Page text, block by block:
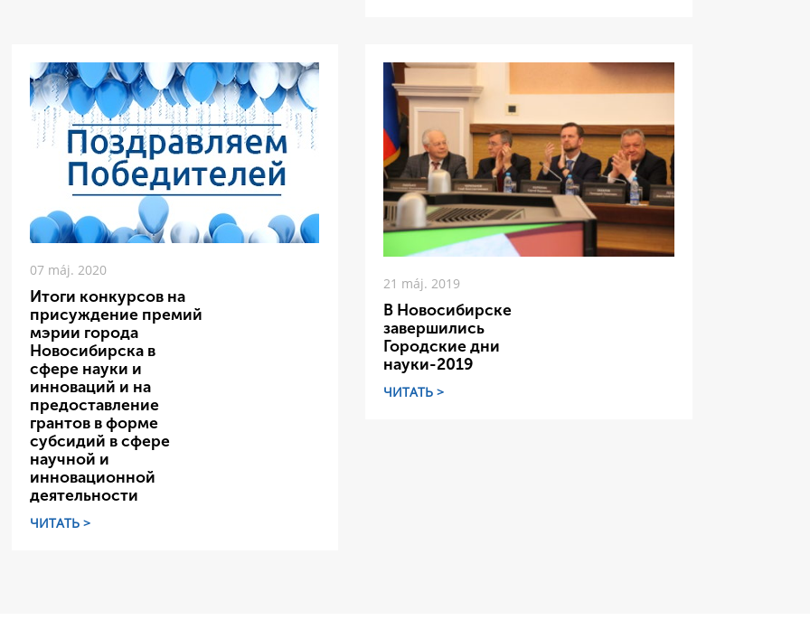
07 máj. 2020
Итоги конкурсов на
присуждение премий
мэрии города
Новосибирска в
сфере науки и
инноваций и на
предоставление
грантов в форме
субсидий в сфере
научной и
инновационной
деятельности
ЧИТАТЬ >
21 máj. 2019
В Новосибирске
завершились
Городские дни
науки-2019
ЧИТАТЬ >